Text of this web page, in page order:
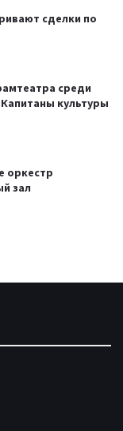
сделки по
среди
культуры
оркестр
зал